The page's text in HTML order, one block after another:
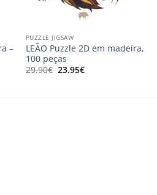
–
PUZZLE JIGSAW
LEÃO Puzzle 2D em madeira,
100 peças
29.90€ O
23.95€O